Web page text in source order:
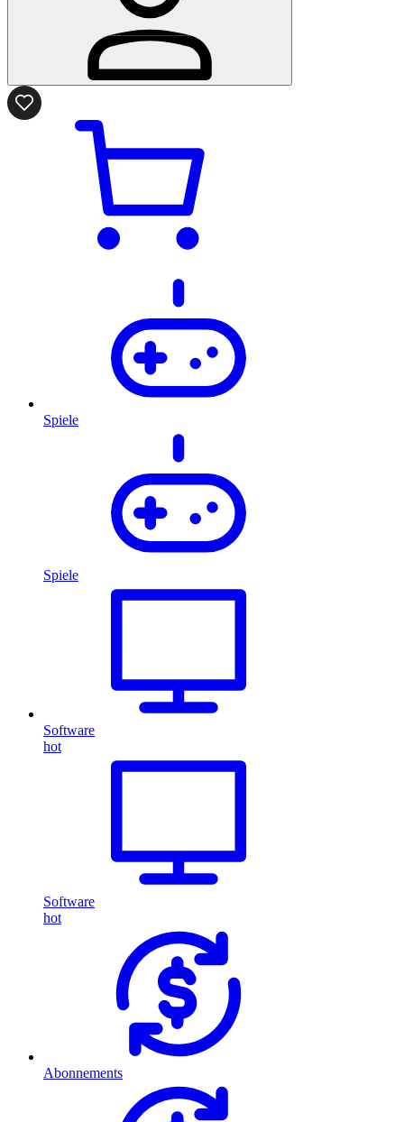
Spiele
Spiele
Software
hot
Software
hot
Abonnements